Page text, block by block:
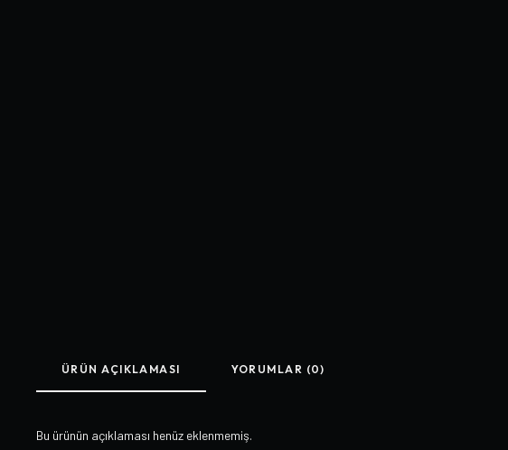
ÜRÜN AÇIKLAMASI YORUMLAR (0)
Bu ürünün açıklaması henüz eklenmemiş.